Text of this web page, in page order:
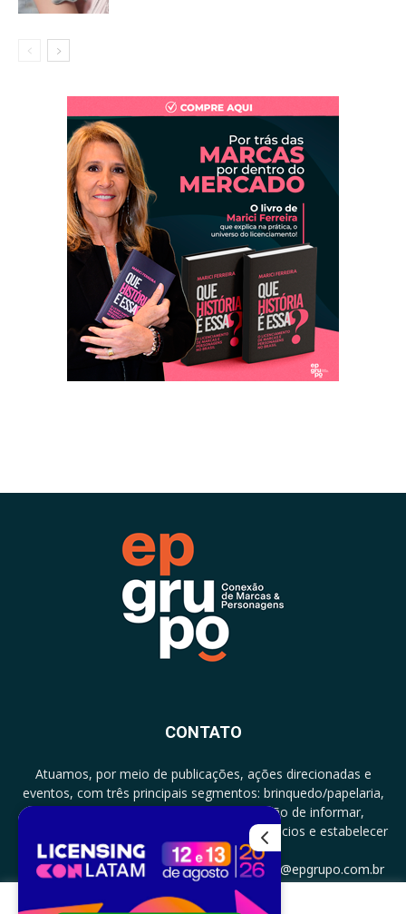
CONTATO
Atuamos, por meio de publicações, ações direcionadas e
eventos, com três principais segmentos: brinquedo/papelaria,
licenciamento e zero a três com a missão de informar,
documentar, proporcionar encontro de negócios e estabelecer
parcerias.
CONTATO: +5511994513097 - atendimento@epgrupo.com.br